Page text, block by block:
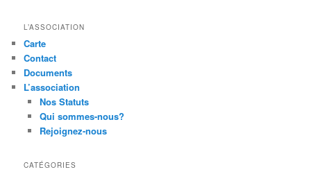
L’ASSOCIATION
Carte
Contact
Documents
L’association
Nos Statuts
Qui sommes-nous?
Rejoignez-nous
CATÉGORIES